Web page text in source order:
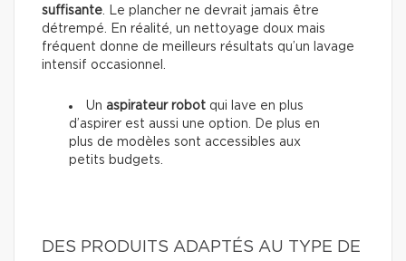
suffisante . Le plancher ne devrait jamais être
détrempé. En réalité, un nettoyage doux mais
fréquent donne de meilleurs résultats qu’un lavage
intensif occasionnel.
Un aspirateur robot qui lave en plus
d’aspirer est aussi une option. De plus en
plus de modèles sont accessibles aux
petits budgets.
DES PRODUITS ADAPTÉS AU TYPE DE